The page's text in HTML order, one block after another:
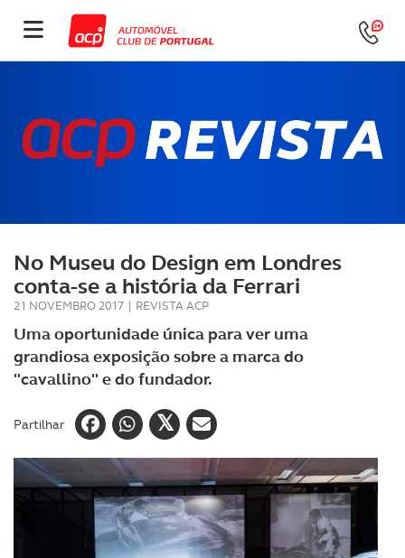
No Museu do Design em Londres
conta-se a história da Ferrari
21 NOVEMBRO 2017 | REVISTA ACP
Uma oportunidade única para ver uma
grandiosa exposição sobre a marca do
"cavallino" e do fundador.
Partilhar